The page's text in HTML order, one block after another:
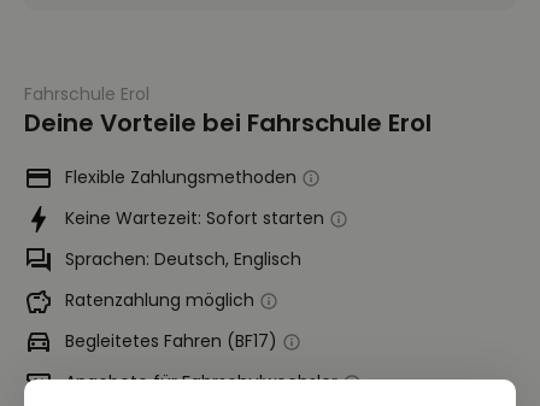
Fahrschule Erol
Deine Vorteile bei Fahrschule Erol
Flexible Zahlungsmethoden
Keine Wartezeit: Sofort starten
Sprachen: Deutsch, Englisch
Ratenzahlung möglich
Begleitetes Fahren (BF17)
Angebote für Fahrschulwechsler